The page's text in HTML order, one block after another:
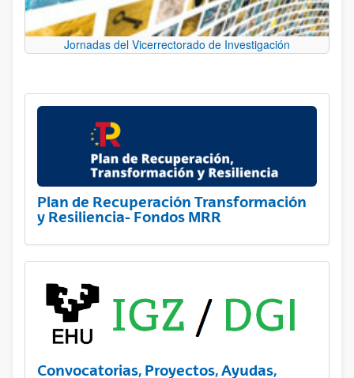
Jornadas del Vicerrectorado de Investigación
Plan de Recuperación Transformación
y Resiliencia- Fondos MRR
Convocatorias, Proyectos, Ayudas,